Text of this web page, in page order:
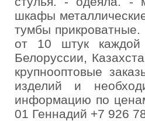
шкафы
тумбы
от 10 штук каждой
Белоруссии,
крупнооптовые
изделий и
информацию по
01 Геннадий +7 926